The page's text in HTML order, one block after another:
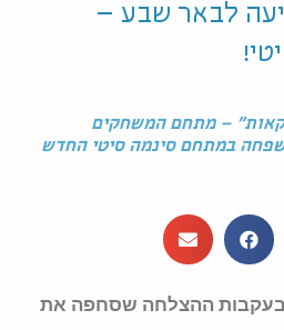
לבאר שבע –
– מתחם המשחקים
במתחם סינמה סיטי החדש
בעקבות ההצלחה שסחפה את